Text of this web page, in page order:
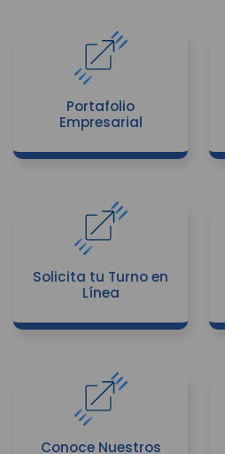
Portafolio
Empresarial
Solicita tu Turno en
Línea
Conoce Nuestros